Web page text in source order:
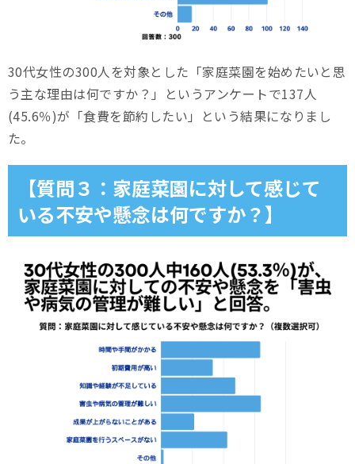
30代女性の300人を対象とした「家庭菜園を始めたいと思
う主な理由は何ですか？」というアンケートで137人
(45.6％)が「食費を節約したい」という結果になりまし
た。
【質問３：家庭菜園に対して感じて
いる不安や懸念は何ですか？】